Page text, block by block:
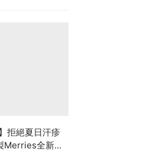
拒絕夏日汗疹
Merries全新超